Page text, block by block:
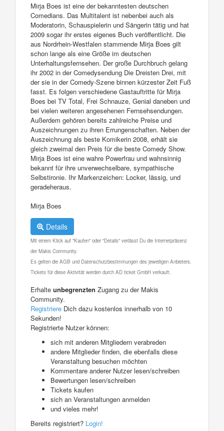
Mirja Boes ist eine der bekanntesten deutschen
Comedians. Das Multitalent ist nebenbei auch als
Moderatorin, Schauspielerin und Sängerin tätig und hat
2009 sogar ihr erstes eigenes Buch veröffentlicht. Die
aus Nordrhein-Westfalen stammende Mirja Boes gilt
schon lange als eine Größe im deutschen
Unterhaltungsfernsehen. Der große Durchbruch gelang
ihr 2002 in der Comedysendung Die Dreisten Drei, mit
der sie in der Comedy-Szene binnen kürzester Zeit Fuß
fasst. Es folgen verschiedene Gastauftritte für Mirja
Boes bei TV Total, Frei Schnauze, Genial daneben und
bei vielen weiteren angesehenen Fernsehsendungen.
Außerdem gehören bereits zahlreiche Preise und
Auszeichnungen zu ihren Errungenschaften. Neben der
Auszeichnung als beste Komikerin 2008, erhält sie
gleich zweimal den Preis für die beste Comedy Show.
Mirja Boes ist eine wahre Powerfrau und wahnsinnig
bekannt für ihre unverwechselbare, sympathische
Selbstironie. Ihr Markenzeichen: Locker, lässig, und
geradeheraus.
Mirja Boes
Details
Mit einem Klick auf "Kaufen" oder "Details" verlässt Du die Internetpräsenz
der Makis Community.
Es gelten die AGB und Datenschutzbestimmungen des jeweiligen Anbieters.
Tickets für diese Aktivität werden durch AD ticket GmbH verkauft.
Erhalte unbegrenzten Zugang zu der Makis
Community.
Registriere Dich dazu kostenlos innerhalb von 10
Sekunden!
Registrierte Nutzer können:
sich mit anderen Mitgliedern verabreden
andere Mitglieder finden, die ebenfalls diese
Veranstaltung besuchen möchten
Kommentare anderer Nutzer lesen/schreiben
Bewertungen lesen/schreiben
Tickets kaufen
sich an Veranstaltungen anmelden
und vieles mehr!
Bereits registriert? Login!